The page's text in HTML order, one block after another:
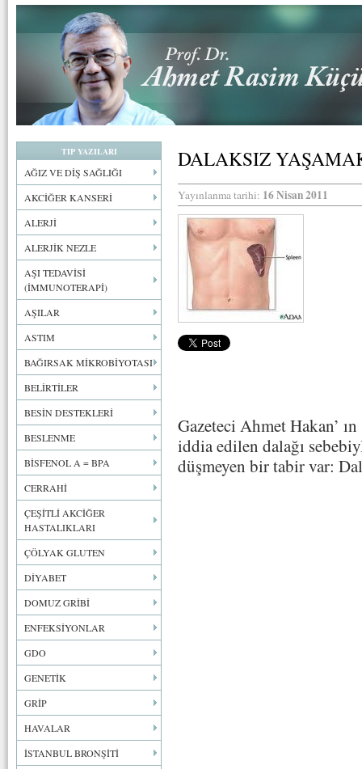
TIP YAZILARI
AĞIZ VE DİŞ SAĞLIĞI
AKCİĞER KANSERİ
ALERJİ
ALERJİK NEZLE
AŞI TEDAVİSİ
(İMMUNOTERAPİ)
AŞILAR
ASTIM
BAĞIRSAK MİKROBİYOTASI
BELİRTİLER
BESİN DESTEKLERİ
BESLENME
BİSFENOL A = BPA
CERRAHİ
ÇEŞİTLİ AKCİĞER
HASTALIKLARI
ÇÖLYAK GLUTEN
DİYABET
DOMUZ GRİBİ
ENFEKSİYONLAR
GDO
GENETİK
GRİP
HAVALAR
İSTANBUL BRONŞİTİ
DALAKSIZ
Yayınlanma tarihi: 16 Nisan 2011
Gazeteci Ahmet Hakan’
iddia edilen dalağı
düşmeyen bir tabir var: